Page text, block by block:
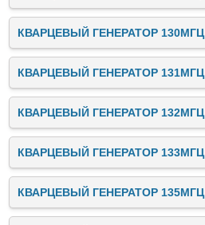
КВАРЦЕВЫЙ ГЕНЕРАТОР 130МГЦ
КВАРЦЕВЫЙ ГЕНЕРАТОР 131МГЦ
КВАРЦЕВЫЙ ГЕНЕРАТОР 132МГЦ
КВАРЦЕВЫЙ ГЕНЕРАТОР 133МГЦ
КВАРЦЕВЫЙ ГЕНЕРАТОР 135МГЦ